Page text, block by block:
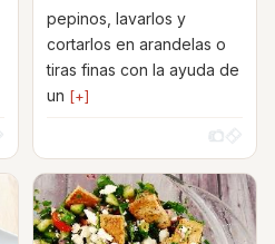
pepinos, lavarlos y
cortarlos en arandelas o
tiras finas con la ayuda de
un [+]